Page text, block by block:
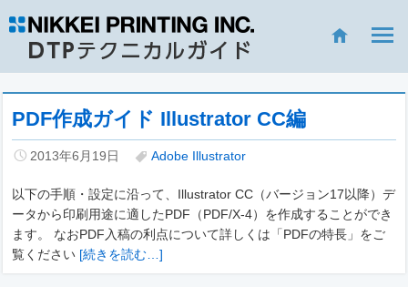
PDF作成ガイド Illustrator CC編
2013年6月19日 Adobe Illustrator
以下の手順・設定に沿って、Illustrator CC（バージョン17以降）デ
ータから印刷用途に適したPDF（PDF/X-4）を作成することができ
ます。 なおPDF入稿の利点について詳しくは「PDFの特長」をご
覧ください [続きを読む…]